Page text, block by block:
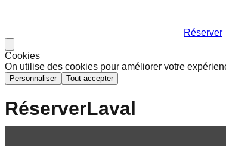
Réserver
Cookies
On utilise des cookies pour améliorer votre
Personnaliser Tout accepter
RéserverLaval